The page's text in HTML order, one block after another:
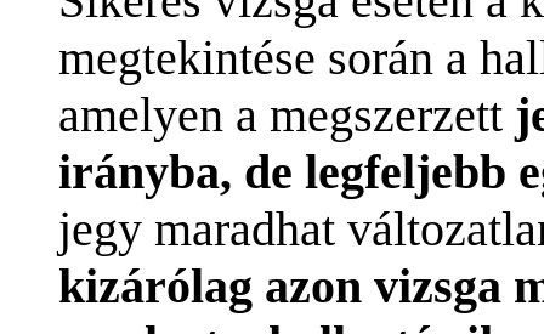
megtekintése során a
amelyen a megszerzett
irányba, de legfeljebb
jegy maradhat
kizárólag azon vizsga